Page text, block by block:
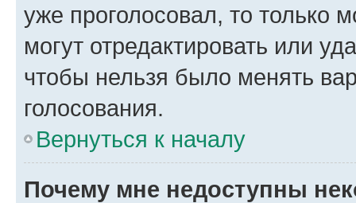
уже проголосовал, то только
могут отредактировать или
чтобы нельзя было менять
голосования.
Вернуться к началу
Почему мне недоступны